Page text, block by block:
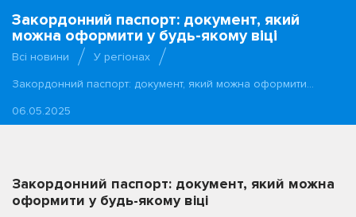
Закордонний паспорт: документ, який
можна оформити у будь-якому віці
Всі новини
У регіонах
Закордонний паспорт: документ, який можна оформити…
06.05.2025
Закордонний паспорт: документ, який можна
оформити у будь-якому віці